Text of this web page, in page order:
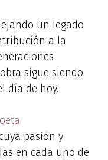
un legado
a la
sigue siendo
día de hoy.
pasión y
en cada uno de